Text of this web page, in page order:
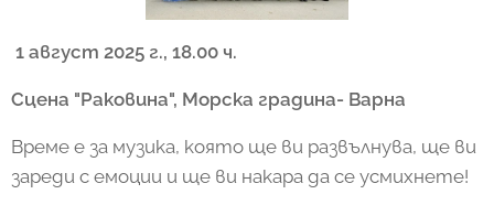
1 август 2025 г., 18.00 ч.
Сцена "Раковина", Морска градина- Варна
Време е за музика, която ще ви развълнува, ще ви
зареди с емоции и ще ви накара да се усмихнете!